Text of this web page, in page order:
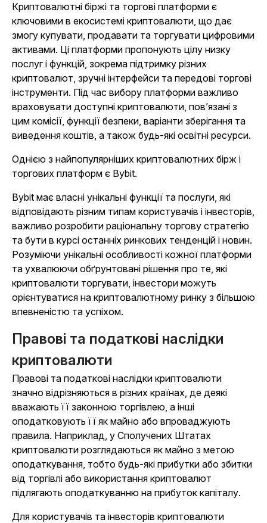
Криптовалютні біржі та торгові платформи є
ключовими в екосистемі криптовалюти, що дає
змогу купувати, продавати та торгувати цифровими
активами. Ці платформи пропонують цілу низку
послуг і функцій, зокрема підтримку різних
криптовалют, зручні інтерфейси та передові торгові
інструменти. Під час вибору платформи важливо
враховувати доступні криптовалюти, пов’язані з
цим комісії, функції безпеки, варіанти зберігання та
виведення коштів, а також будь-які освітні ресурси.
Однією з найпопулярніших криптовалютних бірж і
торгових платформ є Bybit.
Bybit має власні унікальні функції та послуги, які
відповідають різним типам користувачів і інвесторів,
важливо розробити раціональну торгову стратегію
та бути в курсі останніх ринкових тенденцій і новин.
Розуміючи унікальні особливості кожної платформи
та ухвалюючи обґрунтовані рішення про те, які
криптовалюти торгувати, інвестори можуть
орієнтуватися на криптовалютному ринку з більшою
впевненістю та успіхом.
Правові та податкові наслідки
криптовалюти
Правові та податкові наслідки криптовалюти
значно відрізняються в різних країнах, де деякі
вважають її законною торгівлею, а інші
оподатковують її як майно або впроваджують
правила. Наприклад, у Сполучених Штатах
криптовалюти розглядаються як майно з метою
оподаткування, тобто будь-які прибутки або збитки
від торгівлі або використання криптовалют
підлягають оподаткуванню на прибуток капіталу.
Для користувачів та інвесторів криптовалюти